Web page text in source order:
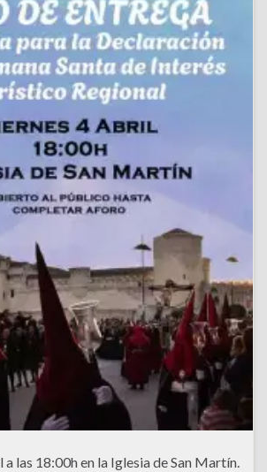
las 18:00h en la Iglesia de San Martín.